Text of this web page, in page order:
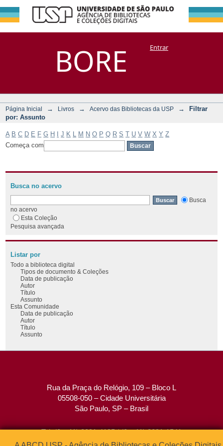
BORE
Filtrar por:
Assunto
DSpace/Manakin + CoriscoEntrar
Página Inicial → Livros → Acervo das Bibliotecas da USP →
Filtrar
por: Assunto
A B C D E F G H J K M N O P Q R S T U V W X Y Z
Começa com
Busca no acervo
Busca
no acervo
Esta Coleção
Pesquisa avançada
Listar por
Todo a biblioteca digital
Tipos de documento & Coleções
Data de publicação
Autor
Título
Assunto
Esta Comunidade
Data de publicação
Autor
Título
Assunto
Rua da Praça do Relógio, 109 – Bloco L
05508-050 – Cidade Universitária
São Paulo, SP – Brasil
Tel: (0xx11) 3091-4195 / (0xx11) 3091-1541
Fax: (0xx11) 3091-1567